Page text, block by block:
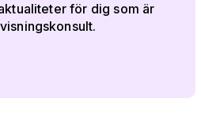
för dig som är